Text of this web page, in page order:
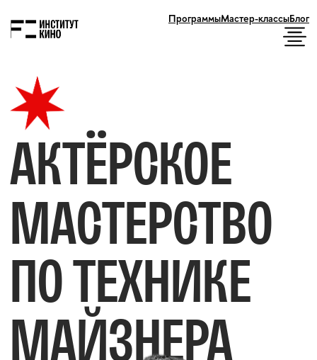
Мастер-классы
ПО ТЕХНИКЕ
МАЙЗНЕРА
АКТЁРСКОЕ
МАСТЕРСТВО